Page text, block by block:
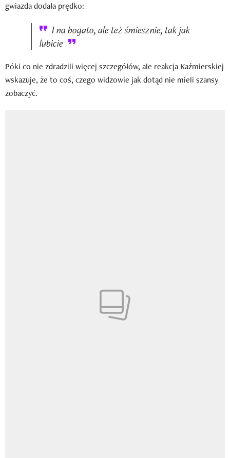
gwiazda dodała prędko:
I na bogato, ale też śmiesznie, tak jak
lubicie
Póki co nie zdradzili więcej szczegółów, ale reakcja Kaźmierskiej
wskazuje, że to coś, czego widzowie jak dotąd nie mieli szansy
zobaczyć.